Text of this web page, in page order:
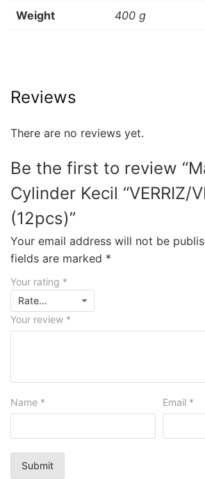
Weight 400 g
Reviews
There are no reviews yet.
Be the first to review
Cylinder Kecil “VERRIZ/
(12pcs)”
Your email address will not be
fields are marked *
Your rating *
Your review *
Name * Email *